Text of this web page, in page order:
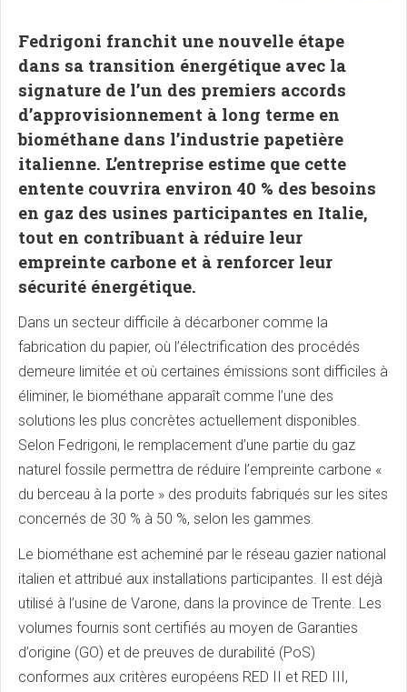
Fedrigoni franchit une nouvelle étape
dans sa transition énergétique avec la
signature de l’un des premiers accords
d’approvisionnement à long terme en
biométhane dans l’industrie papetière
italienne. L’entreprise estime que cette
entente couvrira environ 40 % des besoins
en gaz des usines participantes en Italie,
tout en contribuant à réduire leur
empreinte carbone et à renforcer leur
sécurité énergétique.
Dans un secteur difficile à décarboner comme la
fabrication du papier, où l’électrification des procédés
demeure limitée et où certaines émissions sont difficiles à
éliminer, le biométhane apparaît comme l’une des
solutions les plus concrètes actuellement disponibles.
Selon Fedrigoni, le remplacement d’une partie du gaz
naturel fossile permettra de réduire l’empreinte carbone «
du berceau à la porte » des produits fabriqués sur les sites
concernés de 30 % à 50 %, selon les gammes.
Le biométhane est acheminé par le réseau gazier national
italien et attribué aux installations participantes. Il est déjà
utilisé à l’usine de Varone, dans la province de Trente. Les
volumes fournis sont certifiés au moyen de Garanties
d’origine (GO) et de preuves de durabilité (PoS)
conformes aux critères européens RED II et RED III,